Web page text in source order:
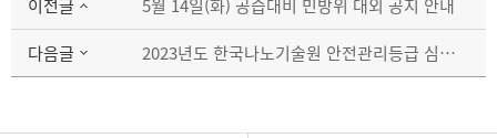
이전글
5월 14일(화) 공습대비 민방위 대외 공지 안내
다음글
2023년도 한국나노기술원 안전관리등급 심사결과 공시